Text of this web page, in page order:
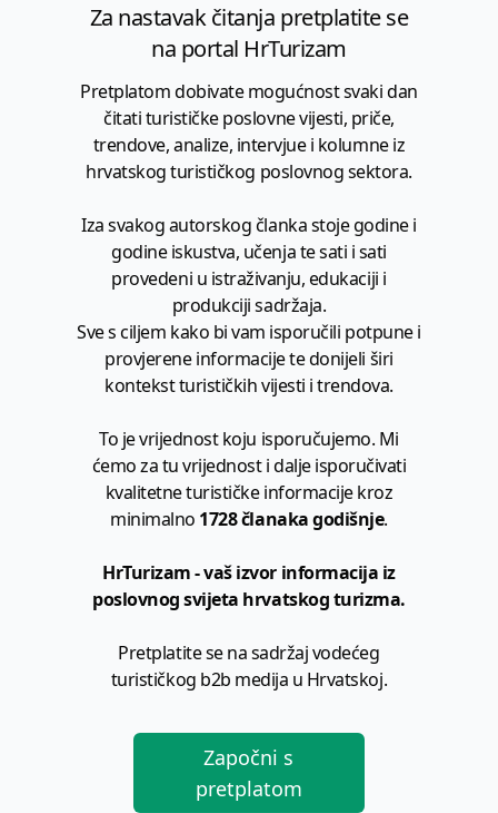
Za nastavak čitanja pretplatite se
na portal HrTurizam
Pretplatom dobivate mogućnost svaki dan
čitati turističke poslovne vijesti, priče,
trendove, analize, intervjue i kolumne iz
hrvatskog turističkog poslovnog sektora.
Iza svakog autorskog članka stoje godine i
godine iskustva, učenja te sati i sati
provedeni u istraživanju, edukaciji i
produkciji sadržaja.
Sve s ciljem kako bi vam isporučili potpune i
provjerene informacije te donijeli širi
kontekst turističkih vijesti i trendova.
To je vrijednost koju isporučujemo. Mi
ćemo za tu vrijednost i dalje isporučivati
kvalitetne turističke informacije kroz
minimalno 1728 članaka godišnje.
HrTurizam - vaš izvor informacija iz
poslovnog svijeta hrvatskog turizma.
Pretplatite se na sadržaj vodećeg
turističkog b2b medija u Hrvatskoj.
Započni s
pretplatom